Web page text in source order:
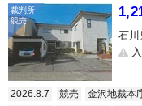
石
2026.8.7 競売 金沢地裁本